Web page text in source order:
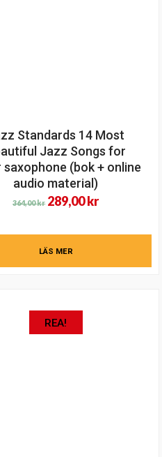
Standards 14 Most
Jazz Songs for
(bok + online
audio material)
364,00kr Det
priset
var:
289,00krDet
priset
LÄS MER
REA!